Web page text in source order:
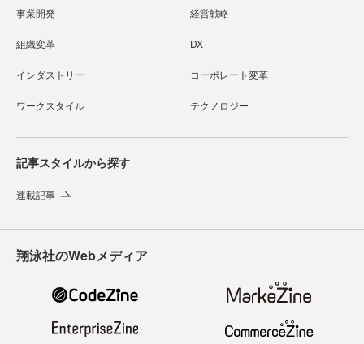
事業開発 経営戦略
組織変革 DX
インダストリー コーポレート変革
ワークスタイル テクノロジー
記事スタイルから探す
連載記事
翔泳社のWebメディア